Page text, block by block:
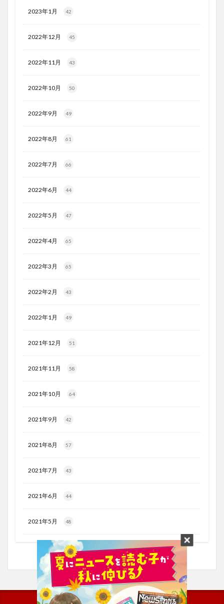
2023年1月 42
2022年12月 45
2022年11月 43
2022年10月 50
2022年9月 49
2022年8月 61
2022年7月 66
2022年6月 44
2022年5月 47
2022年4月 65
2022年3月 65
2022年2月 43
2022年1月 49
2021年12月 51
2021年11月 58
2021年10月 64
2021年9月 42
2021年8月 57
2021年7月 43
2021年6月 44
2021年5月 48